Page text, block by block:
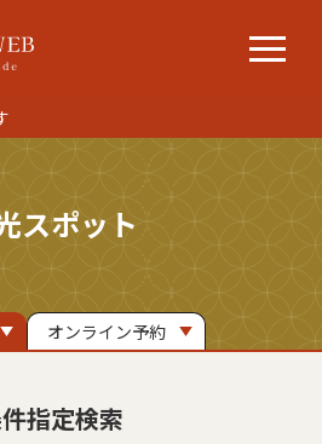
スポット
オンライン予約
指定検索